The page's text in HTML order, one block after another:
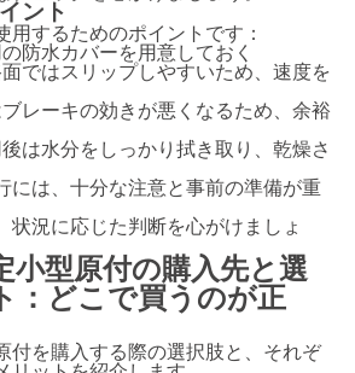
ント
用するためのポイントです：
防水カバーを用意しておく
ではスリップしやすいため、速度を
レーキの効きが悪くなるため、余裕
は水分をしっかり拭き取り、乾燥さ
には、十分な注意と事前の準備が重
状況に応じた判断を心がけましょ
小型原付の購入先と選
：どこで買うのが正
付を購入する際の選択肢と、それぞ